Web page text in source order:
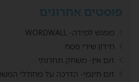
פוסטים אחרונים
מפגש למידה- WORDWALL
חידון שירי פסח
זום אין- משחק תחרותי
זום חינמי- הדרכה על מחוללי